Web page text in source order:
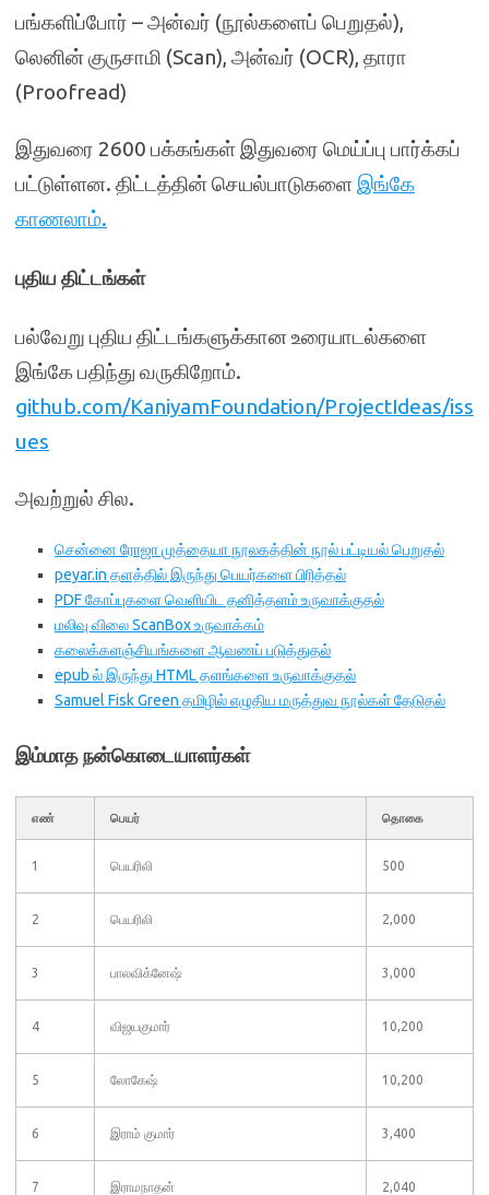
பங்களிப்போர் – அன்வர் (நூல்களைப் பெறுதல்),
லெனின் குருசாமி (Scan), அன்வர் (OCR), தாரா
(Proofread)
இதுவரை 2600 பக்கங்கள் இதுவரை மெய்ப்பு பார்க்கப்
பட்டுள்ளன. திட்டத்தின் செயல்பாடுகளை இங்கே
காணலாம்.
புதிய திட்டங்கள்
பல்வேறு புதிய திட்டங்களுக்கான உரையாடல்களை
இங்கே பதிந்து வருகிறோம்.
github.com/KaniyamFoundation/ProjectIdeas/iss
ues
அவற்றுல் சில.
சென்னை ரோஜா முத்தையா நூலகத்தின் நூல் பட்டியல் பெறுதல்
peyar.in தளத்தில் இருந்து பெயர்களை பிரித்தல்
PDF கோப்புகளை வெளியிட தனித்தளம் உருவாக்குதல்
மலிவு விலை ScanBox உருவாக்கம்
கலைக்களஞ்சியங்களை ஆவணப் படுத்துதல்
epub ல் இருந்து HTML தளங்களை உருவாக்குதல்
Samuel Fisk Green தமிழில் எழுதிய மருத்துவ நூல்கள் தேடுதல்
இம்மாத நன்கொடையாளர்கள்
எண் பெயர் தொகை
1 பெயரிலி 500
2 பெயரிலி 2,000
3 பாலவிக்னேஷ் 3,000
4 விஜயகுமார் 10,200
5 லோகேஷ் 10,200
6 இராம் குமார் 3,400
7 இராமநாதன் 2,040